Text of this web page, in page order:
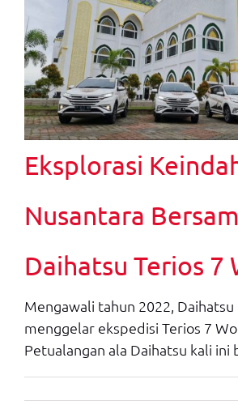
Eksplorasi
Nusantara
Daihatsu Terios 7
Mengawali tahun 2022,
menggelar ekspedisi Terios 7
Petualangan ala Daihatsu kali ini